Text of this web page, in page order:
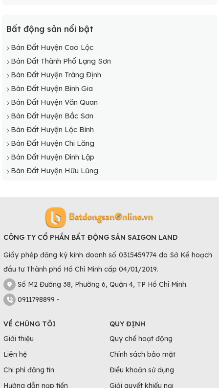
Bất động sản nổi bật
Bán Đất Huyện Cao Lộc
Bán Đất Thành Phố Lạng Sơn
Bán Đất Huyện Tràng Định
Bán Đất Huyện Bình Gia
Bán Đất Huyện Văn Quan
Bán Đất Huyện Bắc Sơn
Bán Đất Huyện Lộc Bình
Bán Đất Huyện Chi Lăng
Bán Đất Huyện Đình Lập
Bán Đất Huyện Hữu Lũng
CÔNG TY CỔ PHẦN BẤT ĐỘNG SẢN SAIGON LAND
Giấy phép đăng ký kinh doanh số 0315459774 do Sở Kế hoạch
đầu tư Thành phố Hồ Chí Minh cấp 04/01/2019.
Số M2 Đường 38, Phường 6, Quận 4, TP Hồ Chí Minh.
0911798899 -
VỀ CHÚNG TÔI
Giới thiệu
Liên hệ
Chi phí đăng tin
Hướng dẫn nạp tiền
QUY ĐỊNH
Quy chế hoạt động
Chính sách bảo mật
Điều khoản sử dụng
Giải quyết khiếu nại